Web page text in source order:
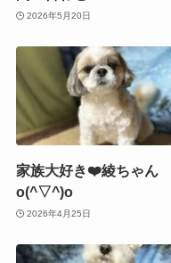
2026年5月20日
家族大好き❤️綾ちゃん
o(^▽^)o
2026年4月25日